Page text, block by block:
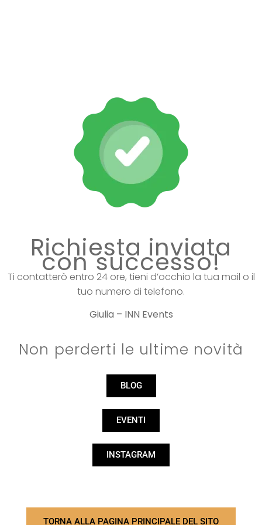
Richiesta inviata
con successo!
Ti contatterò entro 24 ore, tieni d’occhio la tua mail o il
tuo numero di telefono.
Giulia – INN Events
Non perderti le ultime novità
BLOG
EVENTI
INSTAGRAM
TORNA ALLA PAGINA PRINCIPALE DEL SITO